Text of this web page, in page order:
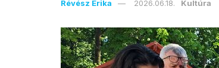
Révész Erika 2026.06.18. Kultúra